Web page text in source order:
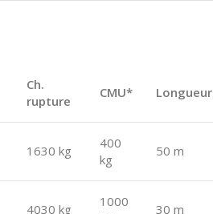
Ch.
rupture
CMU* Longueur
1630 kg
400
kg
50 m
4030 kg
1000
30 m